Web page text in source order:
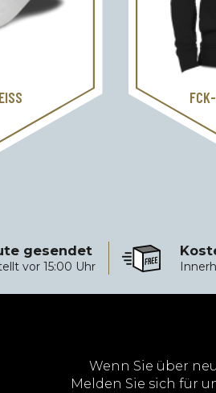
gesendet
vor 15:00 Uhr Kostenloser
Wenn Sie über
Melden Sie sich für